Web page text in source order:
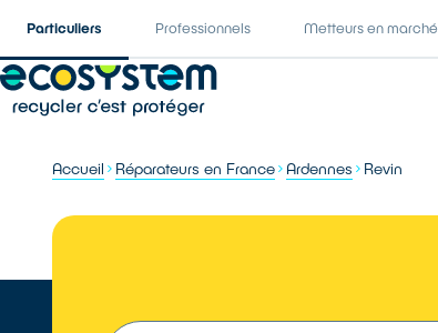
Particuliers Professionnels Metteurs en marché
Accueil Réparateurs en France Ardennes Revin